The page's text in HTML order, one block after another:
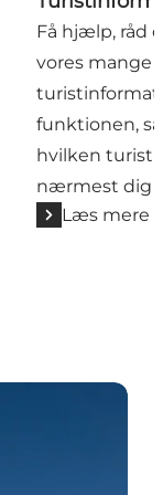
Få hjælp, råd
vores mange
funktionen,
hvilken
nærmest dig
Læs mere
Stevns